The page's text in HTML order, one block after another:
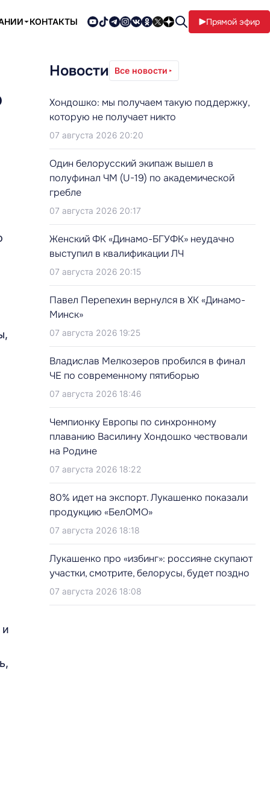
КОНТАКТЫ Прямой эфир
Новости Все новости
Хондошко: мы получаем такую поддержку,
которую не получает никто
07 августа 2026 20:20
Один белорусский экипаж вышел в
полуфинал ЧМ (U-19) по академической
гребле
07 августа 2026 20:17
Женский ФК «Динамо-БГУФК» неудачно
выступил в квалификации ЛЧ
07 августа 2026 20:15
Павел Перепехин вернулся в ХК «Динамо-
Минск»
07 августа 2026 19:25
Владислав Мелкозеров пробился в финал
ЧЕ по современному пятиборью
07 августа 2026 18:46
Чемпионку Европы по синхронному
плаванию Василину Хондошко чествовали
на Родине
07 августа 2026 18:22
80% идет на экспорт. Лукашенко показали
продукцию «БелОМО»
07 августа 2026 18:18
Лукашенко про «избинг»: россияне скупают
участки, смотрите, белорусы, будет поздно
07 августа 2026 18:08